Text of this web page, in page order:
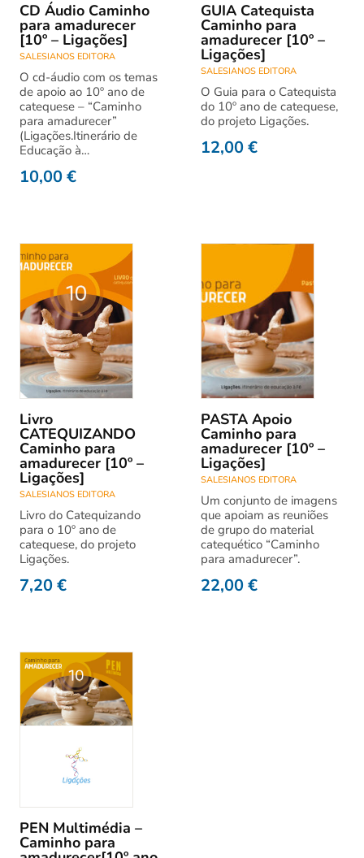
CD Áudio Caminho
para amadurecer
[10º – Ligações]
SALESIANOS EDITORA
O cd-áudio com os temas
de apoio ao 10º ano de
catequese – “Caminho
para amadurecer”
(Ligações.Itinerário de
Educação à…
10,00€
GUIA Catequista
Caminho para
amadurecer [10º –
Ligações]
SALESIANOS EDITORA
O Guia para o Catequista
do 10º ano de catequese,
do projeto Ligações.
12,00€
Livro
CATEQUIZANDO
Caminho para
amadurecer [10º –
Ligações]
SALESIANOS EDITORA
Livro do Catequizando
para o 10º ano de
catequese, do projeto
Ligações.
7,20€
PASTA Apoio
Caminho para
amadurecer [10º –
Ligações]
SALESIANOS EDITORA
Um conjunto de imagens
que apoiam as reuniões
de grupo do material
catequético “Caminho
para amadurecer”.
22,00€
PEN Multimédia –
Caminho para